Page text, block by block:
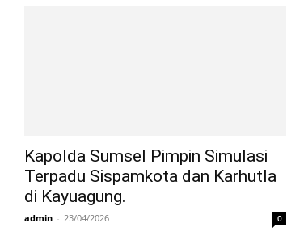
Kapolda Sumsel Pimpin Simulasi
Terpadu Sispamkota dan Karhutla
di Kayuagung.
admin - 23/04/2026 0